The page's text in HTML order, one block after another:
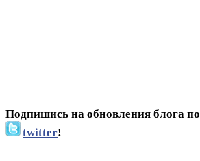
Подпишись на обновления блога по
twitter!